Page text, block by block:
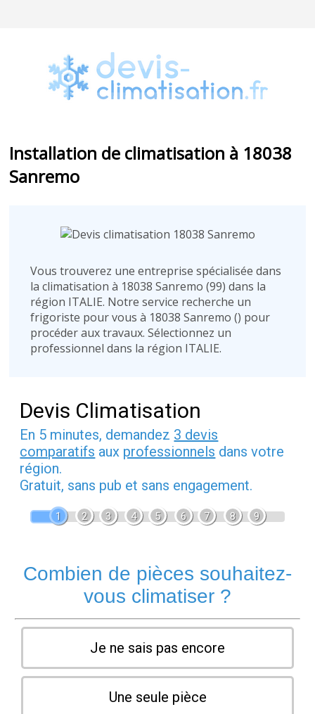
Installation de climatisation à 18038
Sanremo
Vous trouverez une entreprise spécialisée dans
la climatisation à 18038 Sanremo (99) dans la
région ITALIE. Notre service recherche un
frigoriste pour vous à 18038 Sanremo () pour
procéder aux travaux. Sélectionnez un
professionnel dans la région ITALIE.
Devis Climatisation
En 5 minutes, demandez 3 devis
comparatifs aux professionnels dans votre
région.
Gratuit, sans pub et sans engagement.
1 2 3 4 5 6 7 8 9
Combien de pièces souhaitez-
vous climatiser ?
Je ne sais pas encore
Une seule pièce